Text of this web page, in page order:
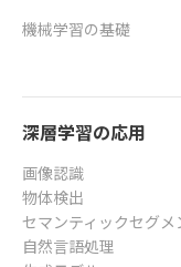
機械学習の基礎
深層学習の応用
画像認識
物体検出
セマンティックセグメ
自然言語処理